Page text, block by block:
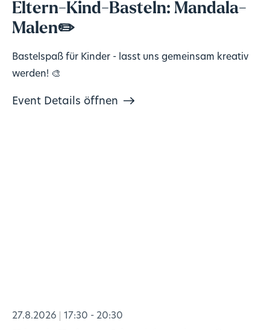
Eltern-Kind-Basteln: Mandala-
Malen✏️
Bastelspaß für Kinder - lasst uns gemeinsam kreativ
werden! 🎨
Event Details öffnen
27.8.2026 17:30 - 20:30